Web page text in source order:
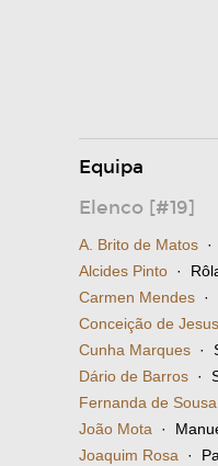
Equipa
Elenco [#19]
A. Brito de Matos
Alcides Pinto ·
Carmen Mendes ·
Conceição de
Cunha Marques ·
Dário de Barros ·
Fernanda de Sousa
João Mota ·
Joaquim Rosa ·